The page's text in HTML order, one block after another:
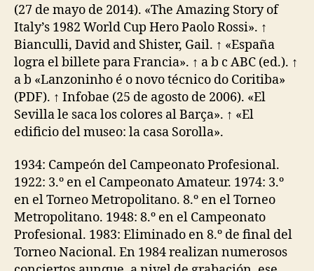
(27 de mayo de 2014). «The Amazing Story of
Italy’s 1982 World Cup Hero Paolo Rossi». ↑
Bianculli, David and Shister, Gail. ↑ «España
logra el billete para Francia». ↑ a b c ABC (ed.). ↑
a b «Lanzoninho é o novo técnico do Coritiba»
(PDF). ↑ Infobae (25 de agosto de 2006). «El
Sevilla le saca los colores al Barça». ↑ «El
edificio del museo: la casa Sorolla».
1934: Campeón del Campeonato Profesional.
1922: 3.º en el Campeonato Amateur. 1974: 3.º
en el Torneo Metropolitano. 8.º en el Torneo
Metropolitano. 1948: 8.º en el Campeonato
Profesional. 1983: Eliminado en 8.º de final del
Torneo Nacional. En 1984 realizan numerosos